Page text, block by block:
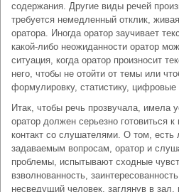
содержания. Другие виды речей
требуется немедленный отклик,
оратора. Иногда оратор заучивает
какой-либо неожиданности оратор
ситуация, когда оратор произносит
него, чтобы не отойти от темы или
формулировку, статистику,
Итак, чтобы речь прозвучала, имела
оратор должен серьезно готовиться
контакт со слушателями. О том, есть
задаваемым вопросам, оратор и
проблемы, испытывают сходные
взволнованность,
несведущий человек, заглянув в